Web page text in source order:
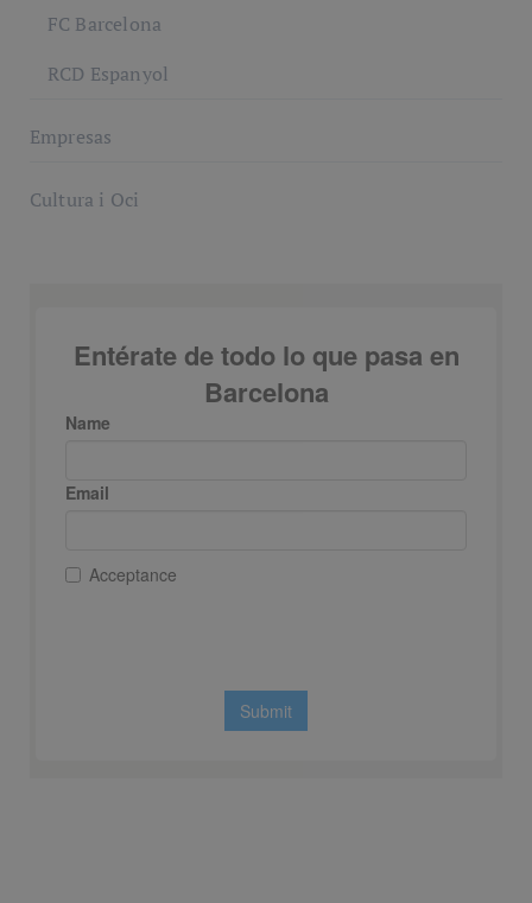
FC Barcelona
RCD Espanyol
Empresas
Cultura i Oci